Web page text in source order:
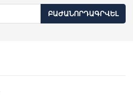
ԲԱԺԱՆՈՐԴԱԳՐՎԵԼ